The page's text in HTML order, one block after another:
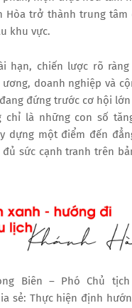
Hòa trở thành trung tâm
khu vực.
hạn, chiến lược rõ
doanh nghiệp và
đứng trước cơ hội
chỉ là những con số
dựng một điểm đến
đủ sức cạnh tranh trên
Biên – Phó Chủ
sẻ: Thực hiện định